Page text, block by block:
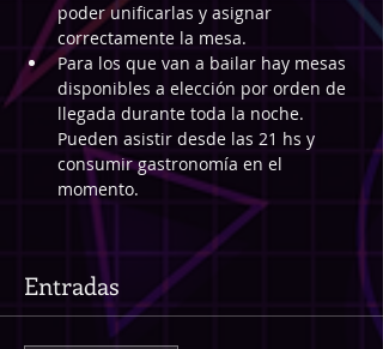
poder unificarlas y asignar
correctamente la mesa.
Para los que van a bailar hay mesas
disponibles a elección por orden de
llegada durante toda la noche.
Pueden asistir desde las 21 hs y
consumir gastronomía en el
momento.
Entradas